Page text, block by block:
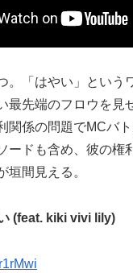
。「はやい」という
最先端のフロウを見
関係の問題でMCバ
ードも含め、彼の権
垣間見える。
(feat. kiki vivi lily)